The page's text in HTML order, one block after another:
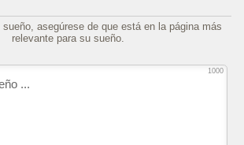
asegúrese de que está en la página más
relevante para su sueño.
1000